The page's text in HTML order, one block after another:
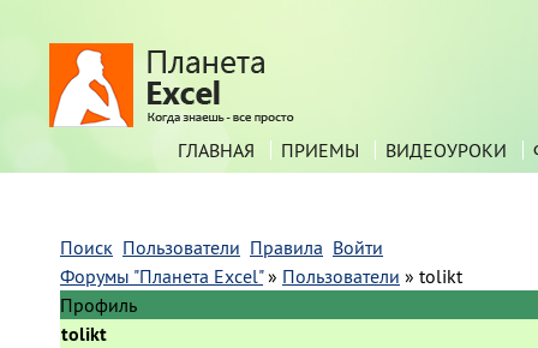
ГЛАВНАЯ ПРИЕМЫ ВИДЕОУРОКИ
Поиск Пользователи Правила Войти
Форумы "Планета Excel" » Пользователи » tolikt
Профиль
tolikt